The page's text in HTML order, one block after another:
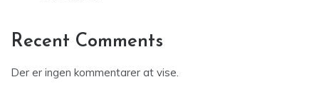
Recent Comments
Der er ingen kommentarer at vise.